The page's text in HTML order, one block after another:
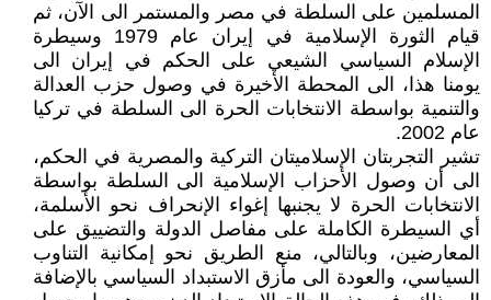
المسلمين على السلطة في مصر والمستمر الى الآن، ثم
قيام الثورة الإسلامية في إيران عام 1979 وسيطرة
الإسلام السياسي الشيعي على الحكم في إيران الى
يومنا هذا، الى المحطة الأخيرة في وصول حزب العدالة
والتنمية بواسطة الانتخابات الحرة الى السلطة في تركيا
عام 2002.
تشير التجربتان الإسلاميتان التركية والمصرية في الحكم،
الى أن وصول الأحزاب الإسلامية الى السلطة بواسطة
الانتخابات الحرة لا يجنبها إغواء الإنحراف نحو الأسلمة،
أي السيطرة الكاملة على مفاصل الدولة والتضييق على
المعارضين، وبالتالي، منع الطريق نحو إمكانية التناوب
السياسي، والعودة الى مأزق الاستبداد السياسي بالإضافة